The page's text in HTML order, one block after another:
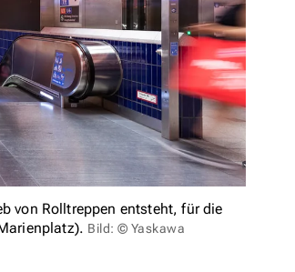
von Rolltreppen entsteht, für die
Bild: © Yaskawa